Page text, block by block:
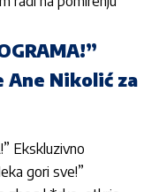
Ane Nikolić za
Ekskluzivno
gori sve!”